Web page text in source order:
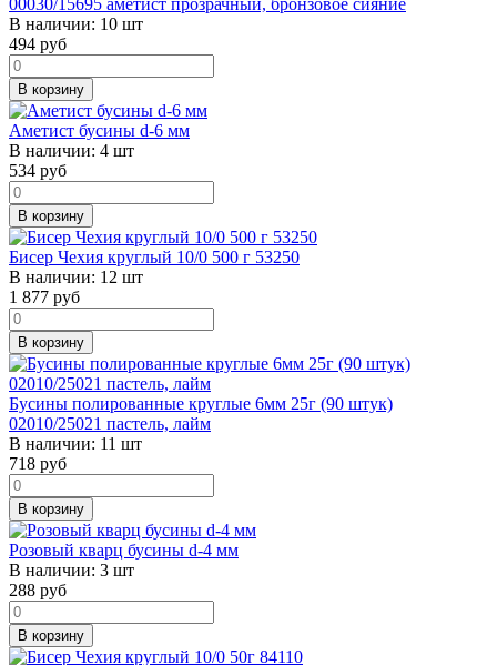
В наличии: 10 шт
494 руб
В корзину
Аметист бусины d-6 мм
В наличии: 4 шт
534 руб
В корзину
Бисер Чехия круглый 10/0 500 г 53250
В наличии: 12 шт
1 877 руб
В корзину
Бусины полированные круглые 6мм 25г (90 штук)
02010/25021 пастель, лайм
В наличии: 11 шт
718 руб
В корзину
Розовый кварц бусины d-4 мм
В наличии: 3 шт
288 руб
В корзину